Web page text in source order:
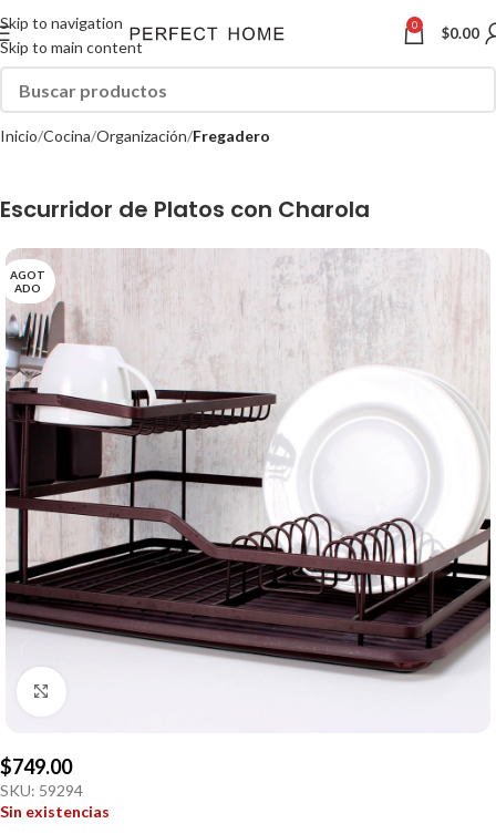
Skip to navigation
Skip to main content
0 $0.00
Inicio Cocina Organización Fregadero
Escurridor de Platos con Charola
AGOT
ADO
$749.00
SKU: 59294
Sin existencias